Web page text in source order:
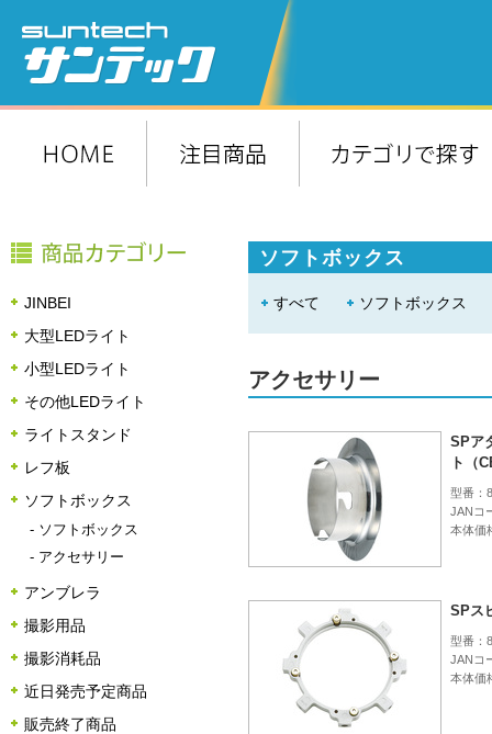
ソフトボックス
すべて ソフトボックス
アクセサリー
SPア
ト（
型番：
JANコ
本体価
SPス
型番：
JANコ
本体価
JINBEI
大型LEDライト
小型LEDライト
その他LEDライト
ライトスタンド
レフ板
ソフトボックス
- ソフトボックス
- アクセサリー
アンブレラ
撮影用品
撮影消耗品
近日発売予定商品
販売終了商品